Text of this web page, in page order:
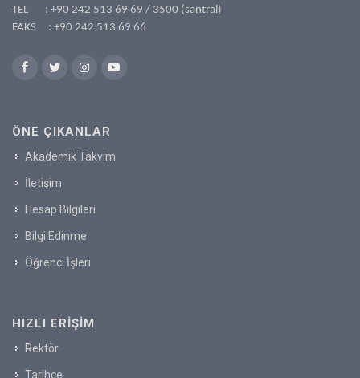
TEL : +90 242 513 69 69 / 3500 (santral)
FAKS : +90 242 513 69 66
ÖNE ÇIKANLAR
Akademik Takvim
İletişim
Hesap Bilgileri
Bilgi Edinme
Öğrenci İşleri
HIZLI ERIŞIM
Rektör
Tarihçe